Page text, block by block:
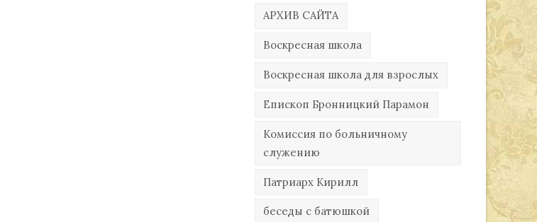
АРХИВ САЙТА
Воскресная школа
Воскресная школа для взрослых
Епископ Бронницкий Парамон
Комиссия по больничному
служению
Патриарх Кирилл
беседы с батюшкой